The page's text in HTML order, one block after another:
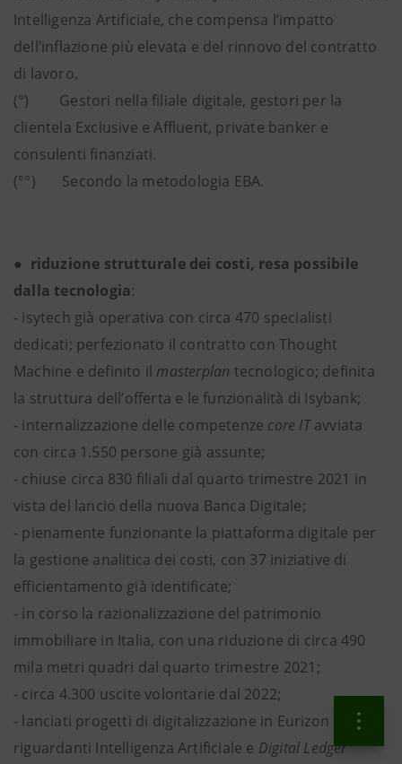
Intelligenza Artificiale, che compensa l’impatto
dell’inflazione più elevata e del rinnovo del contratto
di lavoro.
(°) Gestori nella filiale digitale, gestori per la
clientela Exclusive e Affluent, private banker e
consulenti finanziati.
(°°) Secondo la metodologia EBA.
● riduzione strutturale dei costi, resa possibile
dalla tecnologia:
- isytech già operativa con circa 470 specialisti
dedicati; perfezionato il contratto con Thought
Machine e definito il masterplan tecnologico; definita
la struttura dell’offerta e le funzionalità di Isybank;
- internalizzazione delle competenze core ITavviata
con circa 1.550 persone già assunte;
- chiuse circa 830 filiali dal quarto trimestre 2021 in
vista del lancio della nuova Banca Digitale;
- pienamente funzionante la piattaforma digitale per
la gestione analitica dei costi, con 37 iniziative di
efficientamento già identificate;
- in corso la razionalizzazione del patrimonio
immobiliare in Italia, con una riduzione di circa 490
mila metri quadri dal quarto trimestre 2021;
- circa 4.300 uscite volontarie dal 2022;
- lanciati progetti di digitalizzazione in Eurizon
riguardanti Intelligenza Artificiale e Digital Ledger